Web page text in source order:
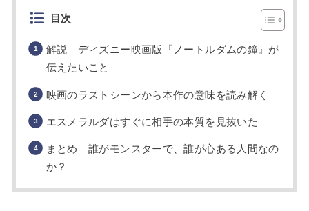
目次
解説｜ディズニー映画版『ノートルダムの鐘』が
伝えたいこと
映画のラストシーンから本作の意味を読み解く
エスメラルダはすぐに相手の本質を見抜いた
まとめ｜誰がモンスターで、誰が心ある人間なの
か？